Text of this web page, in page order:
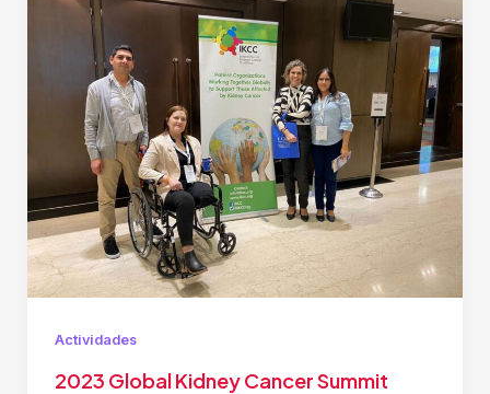
Actividades
2023 Global Kidney Cancer Summit